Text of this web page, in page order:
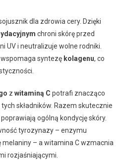
dla zdrowia cery. Dzięki
chroni skórę przed
UV i neutralizuje wolne rodniki.
syntezę kolagenu, co
z witaminą C potrafi znacząco
składników. Razem skutecznie
ogólną kondycję skóry.
tyrozynazy – enzymu
– a witamina C wzmacnia
rozjaśniającymi.